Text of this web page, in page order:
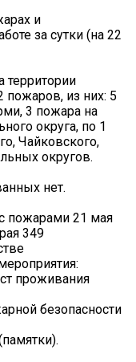
и
за сутки (на 22
территории
пожаров, из них: 5
3 пожара на
округа, по 1
Чайковского,
округов.
нет.
пожарами 21 мая
349
проживания
безопасности